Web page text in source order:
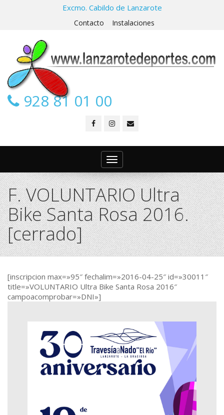
Excmo. Cabildo de Lanzarote
Contacto Instalaciones
928 81 01 00
Toggle
navigation
F. VOLUNTARIO Ultra
Bike Santa Rosa 2016.
[cerrado]
[inscripcion max=»95″ fechalim=»2016-04-25″ id=»30011″
title=»VOLUNTARIO Ultra Bike Santa Rosa 2016″
campoacomprobar=»DNI»]